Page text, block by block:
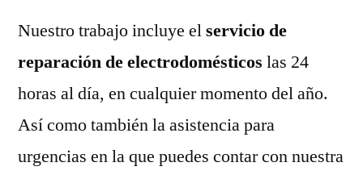
Nuestro trabajo incluye elservicio de
reparación de electrodomésticos las 24
horas al día, en cualquier momento del año.
Así como también la asistencia para
urgencias en la que puedes contar con nuestra